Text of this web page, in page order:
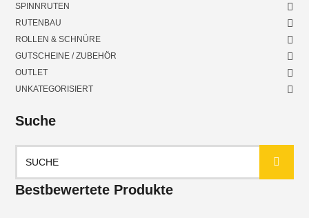
SPINNRUTEN
RUTENBAU
ROLLEN & SCHNÜRE
GUTSCHEINE / ZUBEHÖR
OUTLET
UNKATEGORISIERT
Suche
nach:
Bestbewertete Produkte